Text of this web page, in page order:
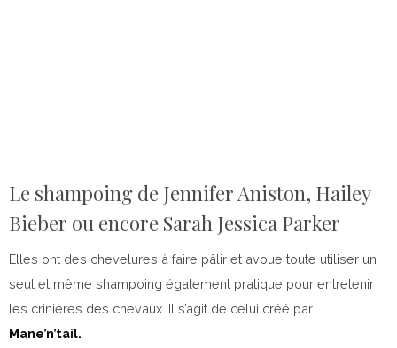
Le shampoing de Jennifer Aniston, Hailey
Bieber ou encore Sarah Jessica Parker
Elles ont des chevelures à faire pâlir et avoue toute utiliser un
seul et même shampoing également pratique pour entretenir
les crinières des chevaux. Il s’agit de celui créé par
Mane’n’tail.